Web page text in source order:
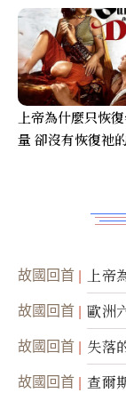
故國回首
上帝
的視
故國回首 歐洲
故國回首 失落
故國回首 查爾
上帝為什麼只恢
量 卻沒有恢復祂